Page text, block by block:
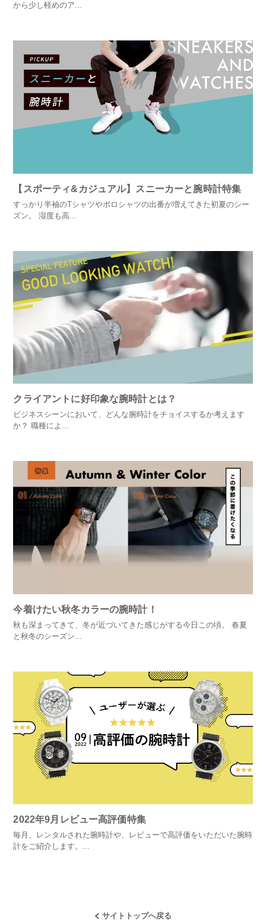
から少し軽めのア...
【スポーティ&カジュアル】スニーカーと腕時計特集
すっかり半袖のTシャツやポロシャツの出番が増えてきた初夏のシー
ズン。 湿度も高...
クライアントに好印象な腕時計とは？
ビジネスシーンにおいて、どんな腕時計をチョイスするか考えます
か？ 職種によ...
今着けたい秋冬カラーの腕時計！
秋も深まってきて、冬が近づいてきた感じがする今日この頃。 春夏
と秋冬のシーズン...
2022年9月レビュー高評価特集
毎月、レンタルされた腕時計や、レビューで高評価をいただいた腕時
計をご紹介します。...
サイトトップへ戻る